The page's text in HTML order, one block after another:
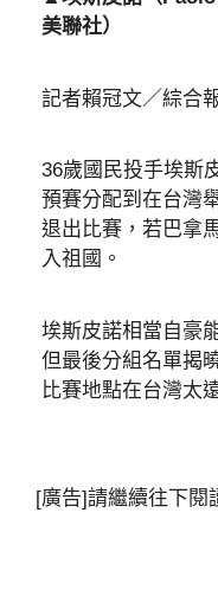
美聯社）
記者賴冠文／綜合
36歲國民投手埃斯
預賽分配到在台灣
退出比賽，若巴拿
入祖國。
埃斯皮諾相當自豪
但最後分組名單揭
比賽地點在台灣太
[廣告]請繼續往下